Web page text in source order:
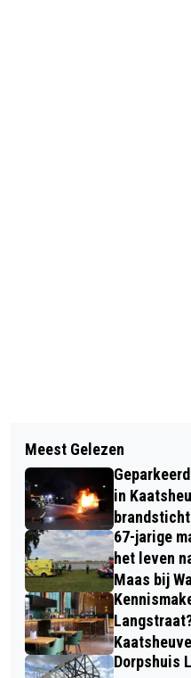
THUIS
VERSNELT
BRANDWEER
BERMBRAND IN
Meest Gelezen
in
67-jarige
het leven
Maas bij
Dorpshuis